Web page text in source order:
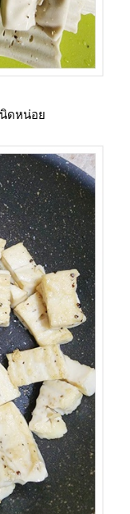
นิดหน่อ